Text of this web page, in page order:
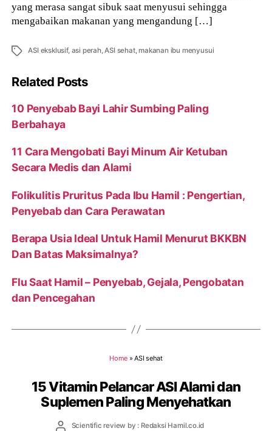
yang merasa sangat sibuk saat menyusui sehingga
mengabaikan makanan yang mengandung […]
Tags ASI eksklusif, asi perah,ASI sehat,makanan ibu menyusui
Related Posts
10 Penyebab Bayi Lahir Sumbing Paling
Berbahaya
11 Cara Mengobati Bayi Minum Air Ketuban
Secara Medis dan Alami
Folikulitis Pruritus Pada Ibu Hamil : Pengertian,
Penyebab dan Cara Perawatan
Berapa Usia Ideal Untuk Hamil Menurut BKKBN
Dan Batas Maksimalnya?
Flu Saat Hamil – Penyebab, Gejala, Pengobatan
dan Pencegahan
Home »ASI sehat
15 Vitamin Pelancar ASI Alami dan
Suplemen Paling Menyehatkan
PostScientific review by : Redaksi Hamil.co.id